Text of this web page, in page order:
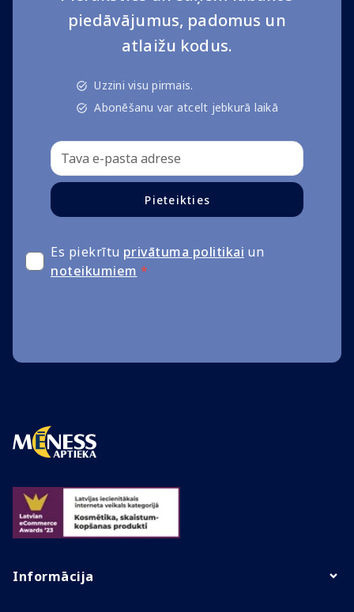
piedāvājumus, padomus un
atlaižu kodus.
Uzzini visu pirmais.
Abonēšanu var atcelt jebkurā laikā
Pieteikties
Es piekrītu privātuma politikai un
noteikumiem *
Informācija